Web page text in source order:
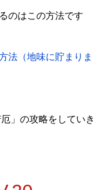
のはこの方法です
法（地味に貯まりま
」の攻略をしていき